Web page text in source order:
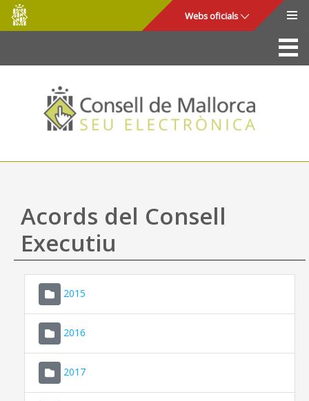
Salta al contingut principal
Consell
de
Mallorca
Webs oficials
La Seu
Consell de Mallorca
Accés i seguretat
Utilitats
Ajuda
Acords del Consell
Executiu
2015
2016
2017